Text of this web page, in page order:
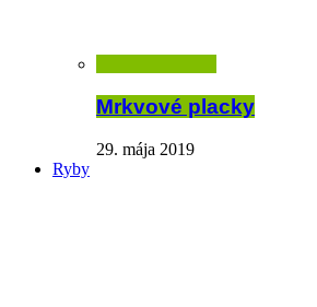
Mrkvové placky
29. mája 2019
Ryby